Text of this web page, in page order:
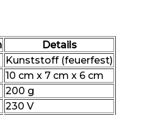
Details
Kunststoff (feuerfest)
10 cm x 7 cm x 6 cm
200 g
230 V